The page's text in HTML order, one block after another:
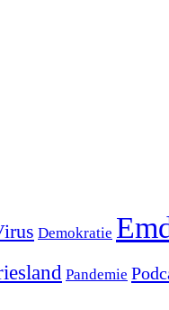
Demokratie
Pandemie